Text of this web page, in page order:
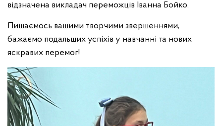
відзначена викладач переможців Іванна Бойко.
Пишаємось вашими творчими звершеннями,
бажаємо подальших успіхів у навчанні та нових
яскравих перемог!